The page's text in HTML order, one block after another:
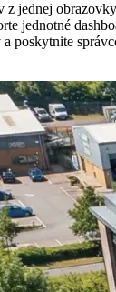
z jednej
jednotné
poskytnite